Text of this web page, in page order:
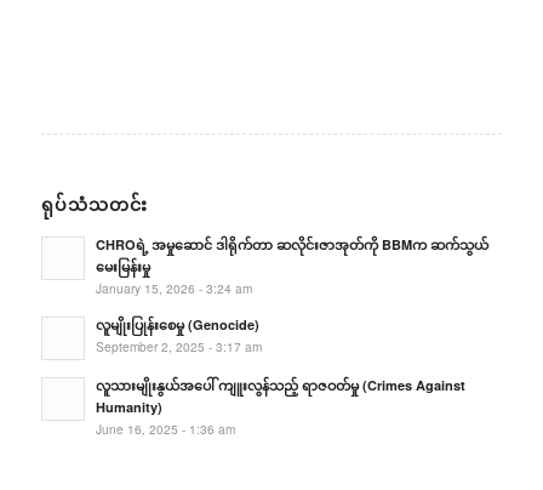
ရုပ်သံသတင်း
CHROရဲ့ အမှုဆောင် ဒါရိုက်တာ ဆလိုင်းဇာအုတ်ကို BBMက ဆက်သွယ်
မေးမြန်းမှု
January 15, 2026 - 3:24 am
လူမျိုးပြုန်းစေမှု (Genocide)
September 2, 2025 - 3:17 am
လူသားမျိုးနွယ်အပေါ် ကျူးလွန်သည့် ရာဇဝတ်မှု (Crimes Against
Humanity)
June 16, 2025 - 1:36 am